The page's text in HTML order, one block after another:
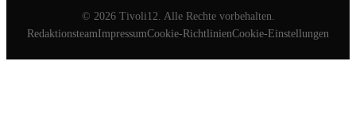
© 2026Tivoli12. Alle Rechte vorbehalten.
RedaktionsteamImpressumCookie-RichtlinienCookie-Einstellungen